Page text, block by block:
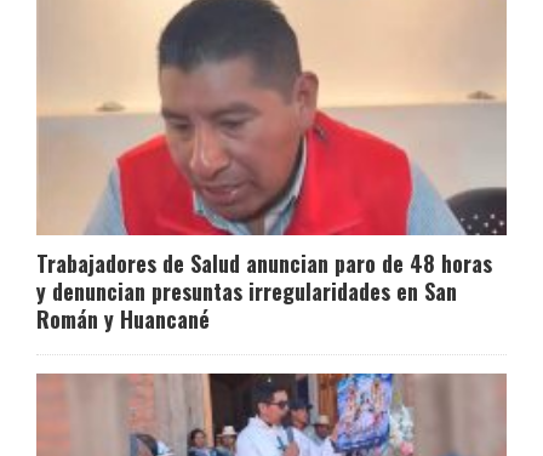
Trabajadores de Salud anuncian paro de 48 horas
y denuncian presuntas irregularidades en San
Román y Huancané